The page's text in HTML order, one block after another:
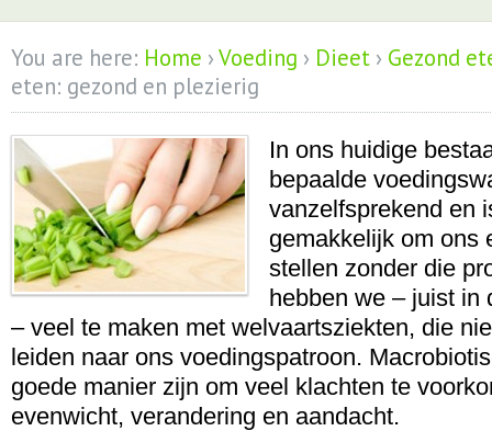
You are here: Home ›Voeding › Dieet › Gezond
eten: gezond en plezierig
In ons huidige
bepaalde
vanzelfsprekend en
gemakkelijk om ons
stellen zonder die
hebben we – juist in
– veel te maken met welvaartsziekten, die
leiden naar ons voedingspatroon.
goede manier zijn om veel klachten te
evenwicht, verandering en aandacht.